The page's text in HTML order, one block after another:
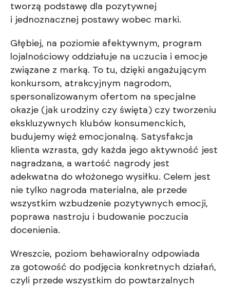
tworzą podstawę dla pozytywnej
i jednoznacznej postawy wobec marki.
Głębiej, na poziomie afektywnym, program
lojalnościowy oddziałuje na uczucia i emocje
związane z marką. To tu, dzięki angażującym
konkursom, atrakcyjnym nagrodom,
spersonalizowanym ofertom na specjalne
okazje (jak urodziny czy święta) czy tworzeniu
ekskluzywnych klubów konsumenckich,
budujemy więź emocjonalną. Satysfakcja
klienta wzrasta, gdy każda jego aktywność jest
nagradzana, a wartość nagrody jest
adekwatna do włożonego wysiłku. Celem jest
nie tylko nagroda materialna, ale przede
wszystkim wzbudzenie pozytywnych emocji,
poprawa nastroju i budowanie poczucia
docenienia.
Wreszcie, poziom behawioralny odpowiada
za gotowość do podjęcia konkretnych działań,
czyli przede wszystkim do powtarzalnych